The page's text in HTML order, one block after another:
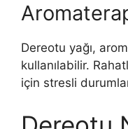
Dereotu yağı,
kullanılabilir.
için stresli